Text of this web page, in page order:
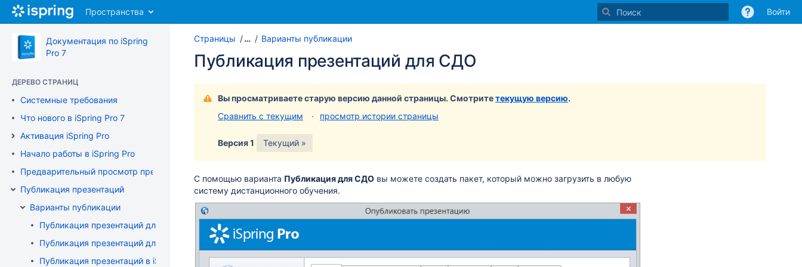
Перейти
содержимому
assistive.skiplink.to.breadcrumbs
assistive.skiplink.to.quick.search
Пространства Войти
Документация по iSpring
Pro 7
ДЕРЕВО СТРАНИЦ
Системные требования
Что нового в iSpring Pro 7
Активация iSpring Pro
Начало работы в iSpring Pro
Предварительный просмотр презентации
Публикация презентаций
Варианты публикации
Публикация презентаций для Web
Публикация презентаций для CD
Публикация презентаций в iSpring Cloud
Страницы … Варианты публикации
концу
баннера
началу
баннера
Публикация презентаций для СДО
Вы просматриваете старую версию данной страницы. Смотритетекущую версию.
Сравнить с текущим
просмотр истории страницы
Версия 1 Текущий »
С помощью варианта Публикация для СДО вы можете создать пакет, который можно загрузить в любую
систему дистанционного обучения.